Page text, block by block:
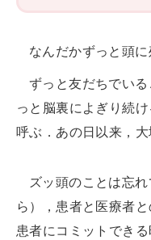
なんだかずっと頭に
ずっと友だちでい
っと脳裏によぎり続
呼ぶ．あの日以来，
ズッ頭のことは忘
ら），患者と医療者
患者にコミットでき